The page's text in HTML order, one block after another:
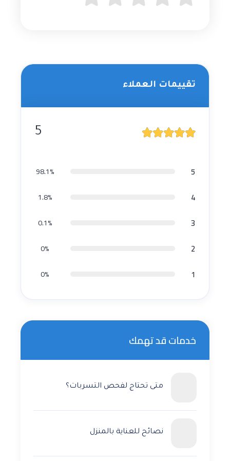
تقييمات العملاء
5
5
98.1%
4
1.8%
3
0.1%
2
0%
1
0%
خدمات قد تهمك
متى تحتاج لفحص التسربات؟
نصائح للعناية بالمنزل